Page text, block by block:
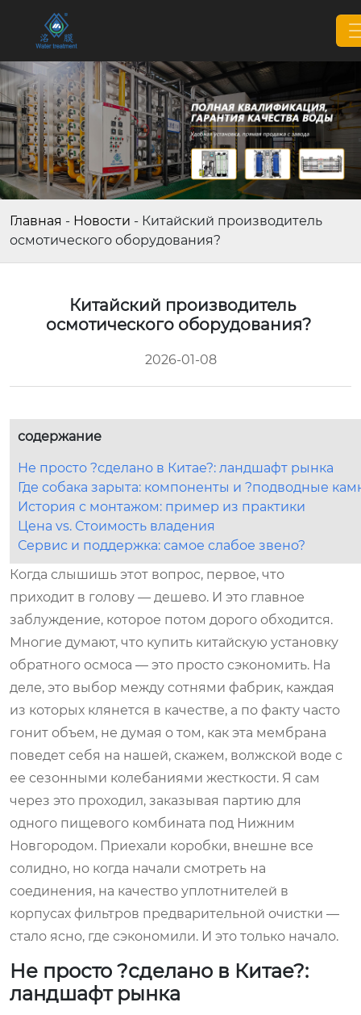
Главная - Новости - Китайский производитель
осмотического оборудования?
Китайский производитель
осмотического оборудования?
2026-01-08
содержание
Не просто ?сделано в Китае?: ландшафт рынка
Где собака зарыта: компоненты и ?подводные
История с монтажом: пример из практики
Цена vs. Стоимость владения
Сервис и поддержка: самое слабое звено?
Когда слышишь этот вопрос, первое, что
приходит в голову — дешево. И это главное
заблуждение, которое потом дорого обходится.
Многие думают, что купить китайскую установку
обратного осмоса — это просто сэкономить. На
деле, это выбор между сотнями фабрик, каждая
из которых клянется в качестве, а по факту часто
гонит объем, не думая о том, как эта мембрана
поведет себя на нашей, скажем, волжской воде с
ее сезонными колебаниями жесткости. Я сам
через это проходил, заказывая партию для
одного пищевого комбината под Нижним
Новгородом. Приехали коробки, внешне все
солидно, но когда начали смотреть на
соединения, на качество уплотнителей в
корпусах фильтров предварительной очистки —
стало ясно, где сэкономили. И это только начало.
Не просто ?сделано в Китае?:
ландшафт рынка